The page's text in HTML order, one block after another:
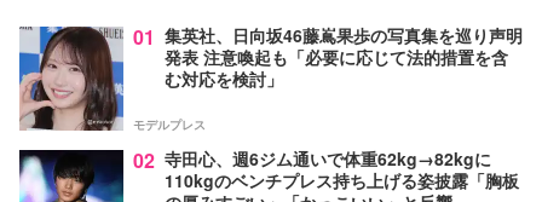
01 集英社、日向坂46藤嶌果歩の写真集を巡り声明
発表 注意喚起も「必要に応じて法的措置を含
む対応を検討」
モデルプレス
02 寺田心、週6ジム通いで体重62kg→82kgに
110kgのベンチプレス持ち上げる姿披露「胸板